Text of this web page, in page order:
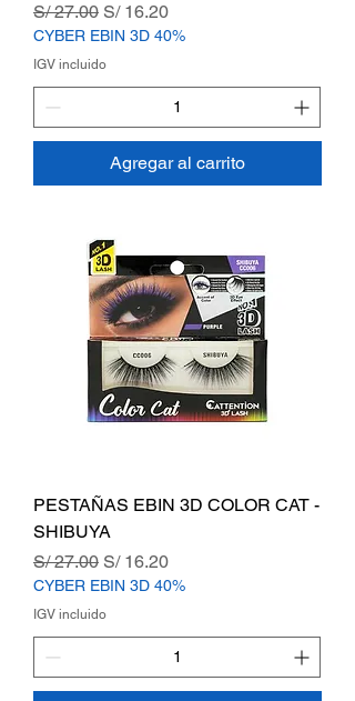
Precio
S/ 27.00 Precio de oferta
S/ 16.20
CYBER EBIN 3D 40%
IGV incluido
Agregar al carrito
PESTAÑAS EBIN 3D COLOR CAT -
SHIBUYA
Precio
S/ 27.00 Precio de oferta
S/ 16.20
CYBER EBIN 3D 40%
IGV incluido